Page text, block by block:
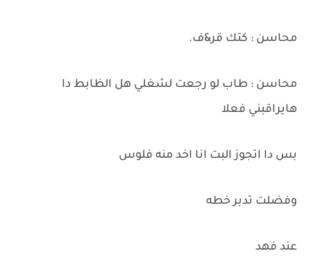
محاسن : كتك قر&ف.
محاسن : طاب لو رجعت لشغلي هل الظابط دا
هايراقبني فعلا
بس دا اتجوز البت انا اخد منه فلوس
وفضلت تدبر خطه
عند فهد